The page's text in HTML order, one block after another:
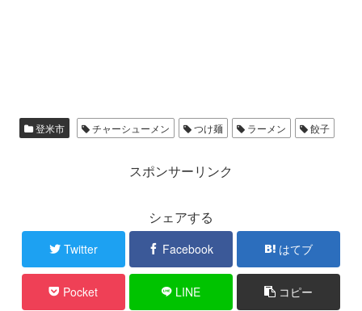
登米市 チャーシューメン つけ麺 ラーメン 餃子
スポンサーリンク
シェアする
Twitter Facebook はてブ
Pocket LINE コピー